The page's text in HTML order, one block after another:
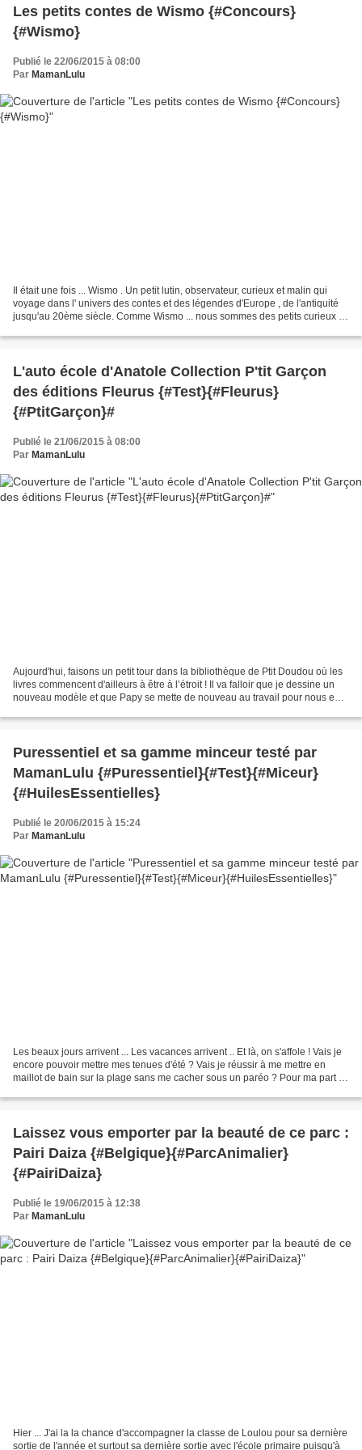
Les petits contes de Wismo {#Concours}
{#Wismo}
Publié le 22/06/2015 à 08:00
Par MamanLulu
Il était une fois ... Wismo . Un petit lutin, observateur, curieux et malin qui
voyage dans l' univers des contes et des légendes d'Europe , de l'antiquité
jusqu'au 20ème siècle. Comme Wismo ... nous sommes des petits curieux et
L'auto école d'Anatole Collection P'tit Garçon
des éditions Fleurus {#Test}{#Fleurus}
{#PtitGarçon}#
Publié le 21/06/2015 à 08:00
Par MamanLulu
Aujourd'hui, faisons un petit tour dans la bibliothèque de Ptit Doudou où les
livres commencent d'ailleurs à être à l’étroit ! Il va falloir que je dessine un
nouveau modèle et que Papy se mette de nouveau au travail pour nous en
Puressentiel et sa gamme minceur testé par
MamanLulu {#Puressentiel}{#Test}{#Miceur}
{#HuilesEssentielles}
Publié le 20/06/2015 à 15:24
Par MamanLulu
Les beaux jours arrivent ... Les vacances arrivent .. Et là, on s'affole ! Vais je
encore pouvoir mettre mes tenues d'été ? Vais je réussir à me mettre en
maillot de bain sur la plage sans me cacher sous un paréo ? Pour ma part ...
Laissez vous emporter par la beauté de ce parc :
Pairi Daiza {#Belgique}{#ParcAnimalier}
{#PairiDaiza}
Publié le 19/06/2015 à 12:38
Par MamanLulu
Hier ... J'ai la la chance d'accompagner la classe de Loulou pour sa dernière
sortie de l'année et surtout sa dernière sortie avec l'école primaire puisqu'à